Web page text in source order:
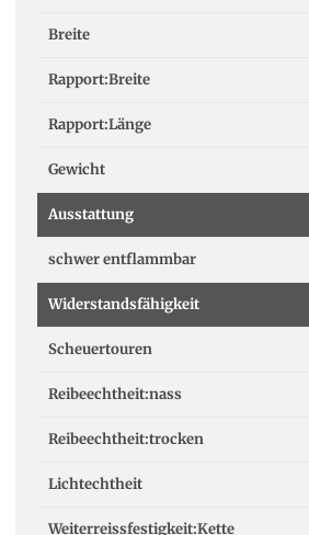
Breite
Rapport:Breite
Rapport:Länge
Gewicht
Ausstattung
schwer entflammbar
Widerstandsfähigkeit
Scheuertouren
Reibeechtheit:nass
Reibeechtheit:trocken
Lichtechtheit
Weiterreissfestigkeit:Kette